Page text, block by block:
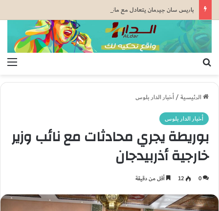
باريس سان جيرمان يتعادل مع مانشستر يونايتد قبل كأس السوبر الأوروبي
الرئيسية/أخبار الدار بلوس
أخبار الدار بلوس
بوريطة يجري محادثات مع نائب وزير
خارجية أذربيدجان
0
12 أقل من دقيقة